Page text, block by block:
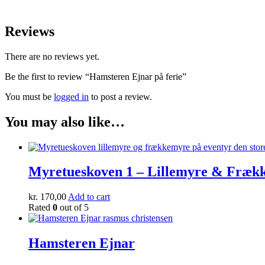
Reviews
There are no reviews yet.
Be the first to review “Hamsteren Ejnar på ferie”
You must be logged in to post a review.
You may also like…
Myretueskoven 1 – Lillemyre &
kr. 170,00 Add to cart
Rated 0 out of 5
Hamsteren Ejnar